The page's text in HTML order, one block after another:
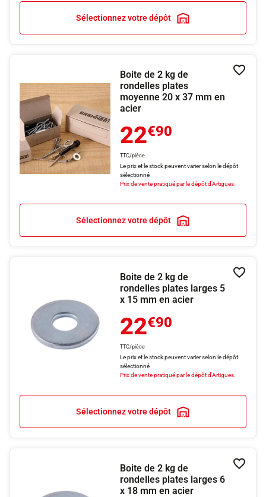
Sélectionnez votre dépôt
Boite de 2 kg de
rondelles plates
moyenne 20 x 37 mm en
acier
22€90
TTC/pièce
Le prix et le stock peuvent varier selon le dépôt
sélectionné
Prix de vente pratiqué par le dépôt d'Artigues.
Sélectionnez votre dépôt
Boite de 2 kg de
rondelles plates larges 5
x 15 mm en acier
22€90
TTC/pièce
Le prix et le stock peuvent varier selon le dépôt
sélectionné
Prix de vente pratiqué par le dépôt d'Artigues.
Sélectionnez votre dépôt
Boite de 2 kg de
rondelles plates larges 6
x 18 mm en acier